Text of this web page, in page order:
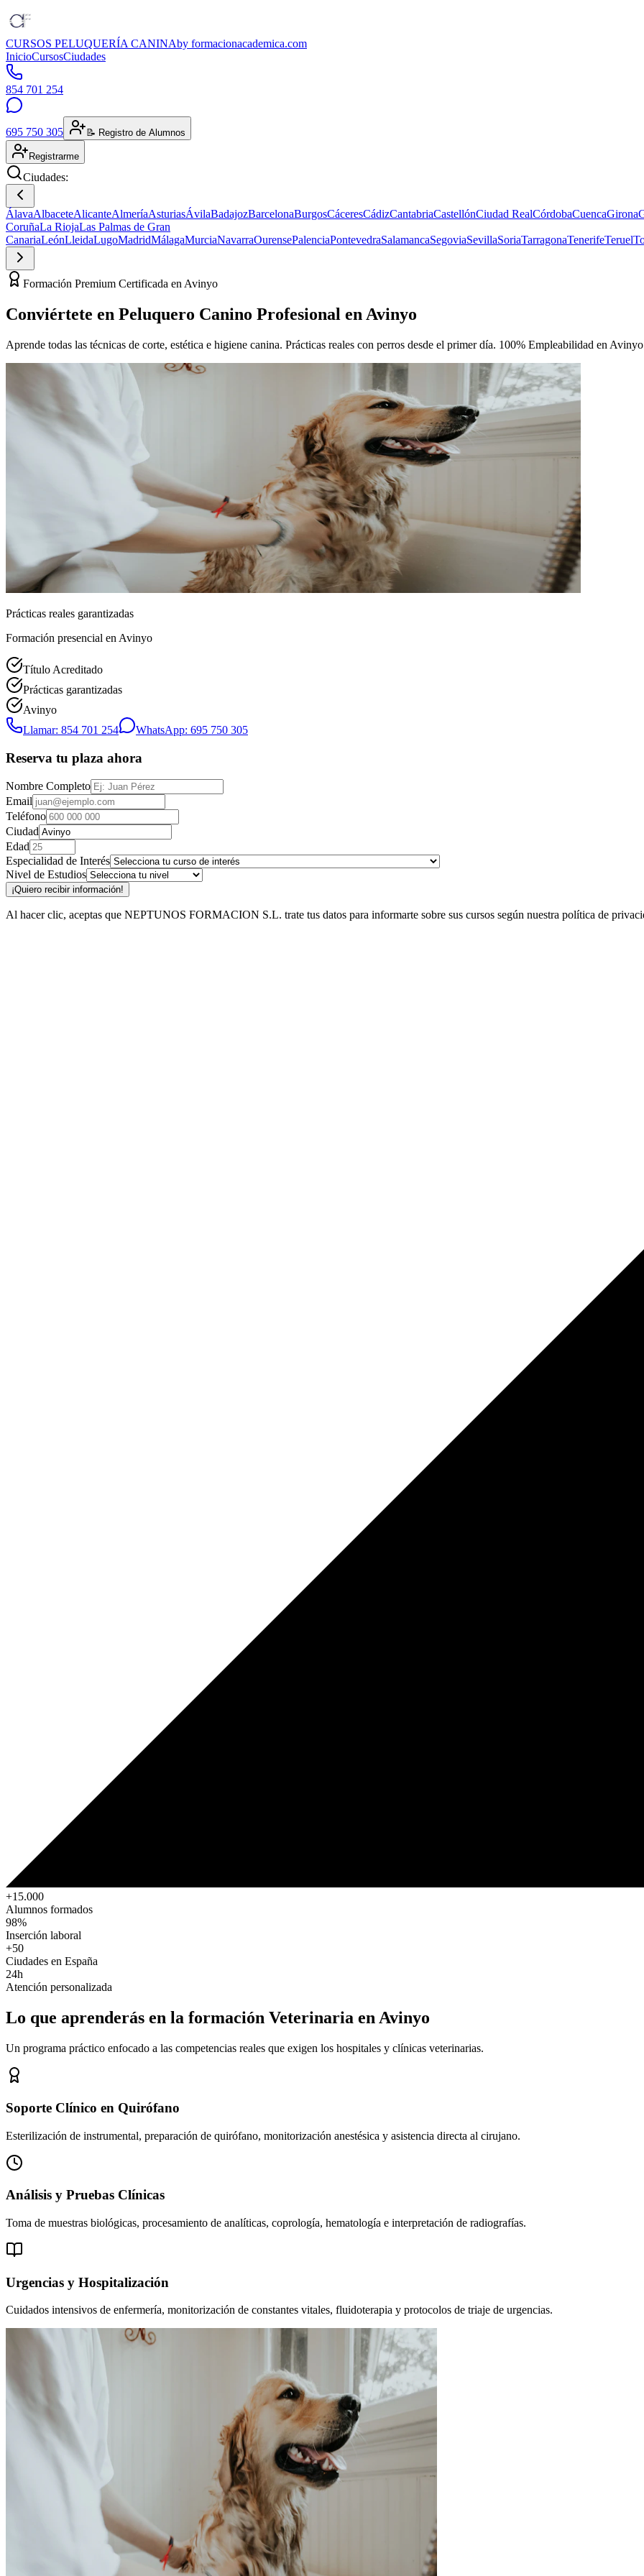
CURSOS PELUQUERÍA CANINAby formacionacademica.com
InicioCursosCiudades
854 701 254
695 750 305 📝 Registro de Alumnos
Registrarme
Ciudades:
ÁlavaAlbaceteAlicanteAlmeríaAsturiasÁvilaBadajozBarcelonaBurgosCáceresCádizCantabriaCastellónCiudad RealCórdobaCuencaGirona
CoruñaLa RiojaLas Palmas de Gran
CanariaLeónLleidaLugoMadridMálagaMurciaNavarraOurensePalenciaPontevedraSalamancaSegoviaSevillaSoriaTarragonaTenerifeTeruel
Formación Premium Certificada en Avinyo
Conviértete en Peluquero Canino Profesional en Avinyo
Aprende todas las técnicas de corte, estética e higiene canina. Prácticas reales con perros desde el primer día. 100% Empleabilidad en
Prácticas reales garantizadas
Formación presencial en Avinyo
Título Acreditado
Prácticas garantizadas
Avinyo
Llamar: 854 701 254
WhatsApp: 695 750 305
Reserva tu plaza ahora
Nombre Completo
Email
Teléfono
Ciudad
Edad
Especialidad de Interés
Nivel de Estudios
¡Quiero recibir información!
Al hacer clic, aceptas que NEPTUNOS FORMACION S.L. trate tus datos para informarte sobre sus cursos según nuestra política de
+15.000
Alumnos formados
98%
Inserción laboral
+50
Ciudades en España
24h
Atención personalizada
Lo que aprenderás en la formación Veterinaria en Avinyo
Un programa práctico enfocado a las competencias reales que exigen los hospitales y clínicas veterinarias.
Soporte Clínico en Quirófano
Esterilización de instrumental, preparación de quirófano, monitorización anestésica y asistencia directa al cirujano.
Análisis y Pruebas Clínicas
Toma de muestras biológicas, procesamiento de analíticas, coprología, hematología e interpretación de radiografías.
Urgencias y Hospitalización
Cuidados intensivos de enfermería, monitorización de constantes vitales, fluidoterapia y protocolos de triaje de urgencias.